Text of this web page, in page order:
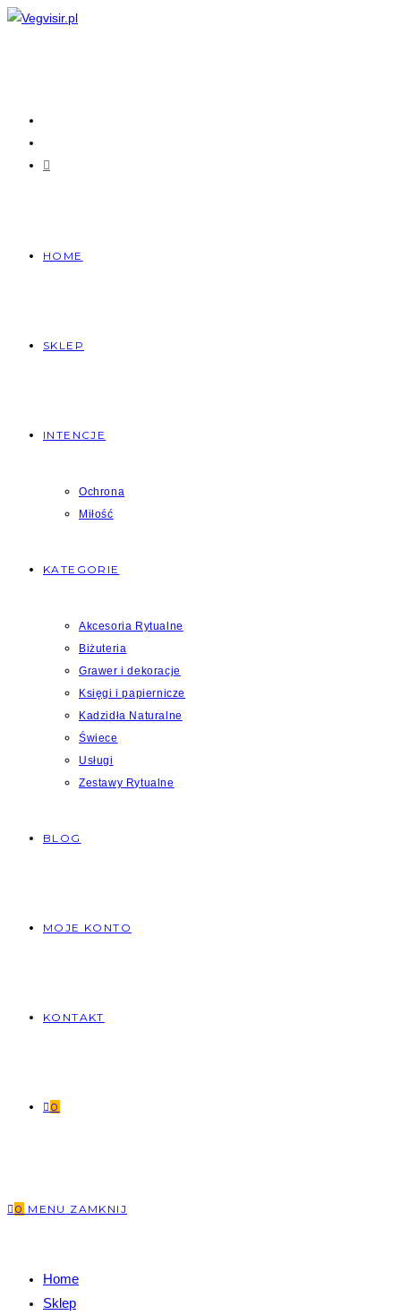
Skip
HOME
SKLEP
INTENCJE
Ochrona
Miłość
KATEGORIE
Akcesoria Rytualne
Biżuteria
Grawer i dekoracje
Księgi i papiernicze
Kadzidła Naturalne
Świece
Usługi
Zestawy Rytualne
BLOG
MOJE KONTO
KONTAKT
0
0 MENU ZAMKNIJ
Home
Sklep